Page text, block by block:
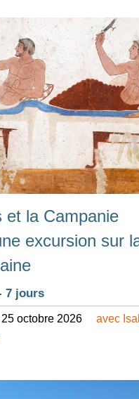
et la Campanie
excursion sur
7 jours
25 octobre 2026 avec